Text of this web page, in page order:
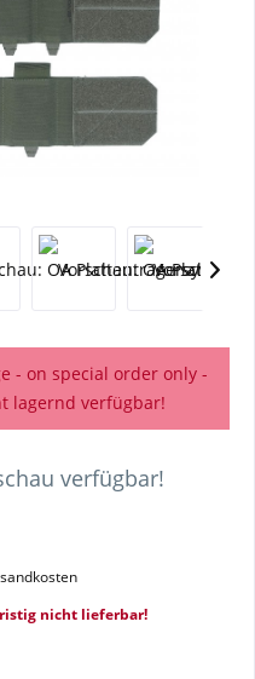
- on special order only -
lagernd verfügbar!
verfügbar!
nicht lieferbar!